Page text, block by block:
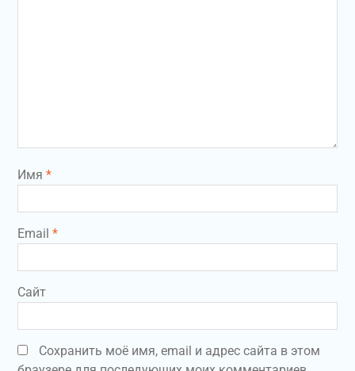
Имя *
Email *
Сайт
Сохранить моё имя, email и адрес сайта в этом